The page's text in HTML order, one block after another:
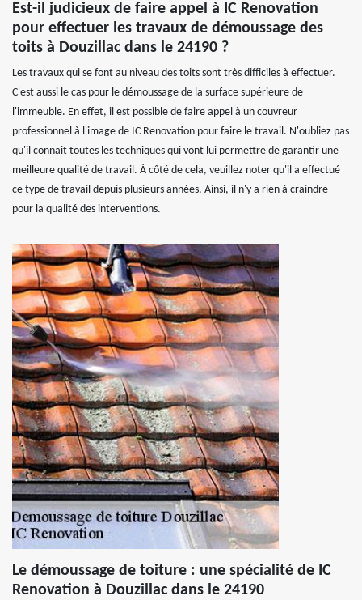
Est-il judicieux de faire appel à IC Renovation
pour effectuer les travaux de démoussage des
toits à Douzillac dans le 24190 ?
Les travaux qui se font au niveau des toits sont très difficiles à effectuer.
C'est aussi le cas pour le démoussage de la surface supérieure de
l'immeuble. En effet, il est possible de faire appel à un couvreur
professionnel à l'image de IC Renovation pour faire le travail. N'oubliez pas
qu'il connait toutes les techniques qui vont lui permettre de garantir une
meilleure qualité de travail. À côté de cela, veuillez noter qu'il a effectué
ce type de travail depuis plusieurs années. Ainsi, il n'y a rien à craindre
pour la qualité des interventions.
Le démoussage de toiture : une spécialité de IC
Renovation à Douzillac dans le 24190